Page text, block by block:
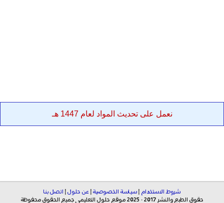
نعمل على تحديث المواد لعام 1447 هـ
شروط الاستخدام | سياسة الخصوصية | عن حلول | اتصل بنا
حقوق الطبع والنشر 2017 - 2025 موقع حلول التعليمي جميع الحقوق محفوظة